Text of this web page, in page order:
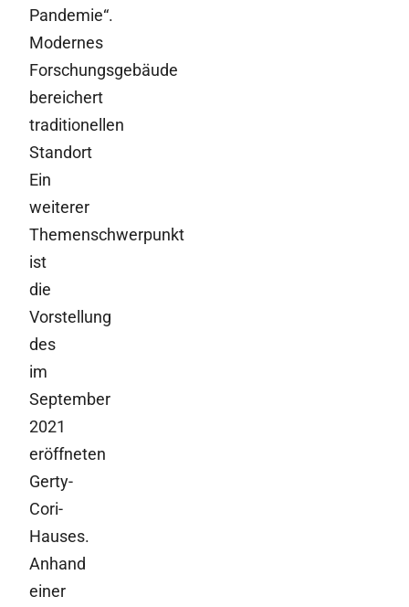
Pandemie“.
Modernes
Forschungsgebäude
bereichert
traditionellen
Standort
Ein
weiterer
Themenschwerpunkt
ist
die
Vorstellung
des
im
September
2021
eröffneten
Gerty-
Cori-
Hauses.
Anhand
einer